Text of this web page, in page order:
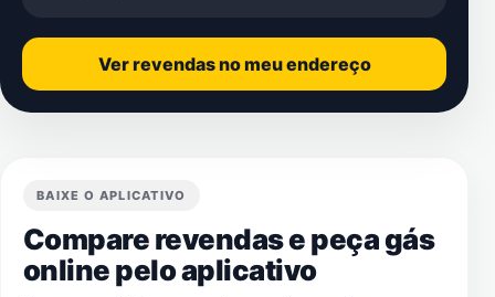
Ver revendas no meu endereço
BAIXE O APLICATIVO
Compare revendas e peça gás
online pelo aplicativo